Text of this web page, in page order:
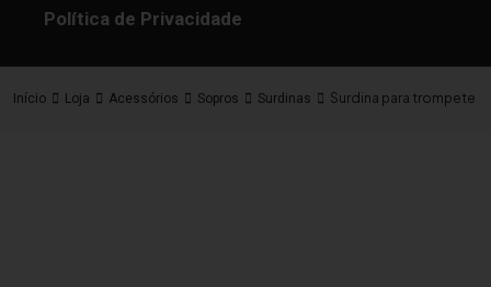
Política de Privacidade
Início Loja Acessórios Sopros Surdinas Surdina para trompete